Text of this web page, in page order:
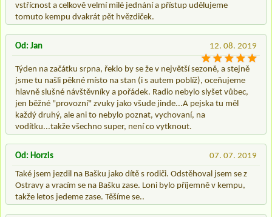
vstřícnost a celkově velmí milé jednání a přístup udělujeme
tomuto kempu dvakrát pět hvězdiček.
12. 08. 2019
Od: Jan
Týden na začátku srpna, řeklo by se že v největší sezoně, a stejně
jsme tu našli pěkné místo na stan (i s autem poblíž), oceňujeme
hlavně slušné návštěvníky a pořádek. Radio nebylo slyšet vůbec,
jen běžné "provozní" zvuky jako všude jinde...A pejska tu měl
každý druhý, ale ani to nebylo poznat, vychovaní, na
vodítku...takže všechno super, není co vytknout.
07. 07. 2019
Od: Horzis
Také jsem jezdil na Bašku jako dítě s rodiči. Odstěhoval jsem se z
Ostravy a vracím se na Bašku zase. Loni bylo příjemně v kempu,
takže letos jedeme zase. Těšíme se..